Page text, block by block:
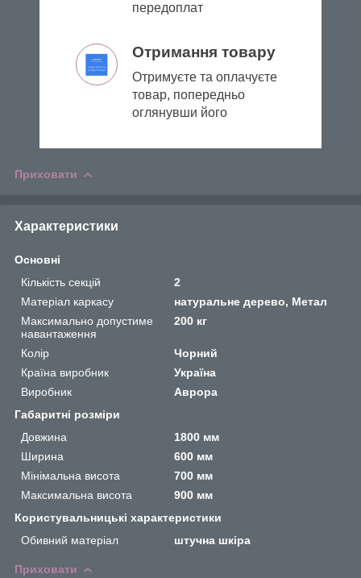
передоплат
Отримання товару
Отримуєте та оплачуєте
товар, попередньо
оглянувши його
Приховати
Характеристики
Основні
Кількість секцій
2
Матеріал каркасу
натуральне дерево, Метал
Максимально допустиме
навантаження
200 кг
Колір
Чорний
Країна виробник
Україна
Виробник
Аврора
Габаритні розміри
Довжина
1800 мм
Ширина
600 мм
Мінімальна висота
700 мм
Максимальна висота
900 мм
Користувальницькі характеристики
Обивний матеріал
штучна шкіра
Приховати